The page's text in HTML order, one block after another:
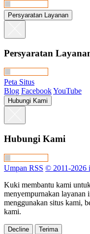
Persyaratan Layanan
Persyaratan
Peta Situs
Blog FacebookYouTube
Hubungi Kami
Hubungi Kami
Umpan RSS © 2011-2026
Kuki membantu kami
menyempurnakan layanan
menggunakan situs kami,
kami.
Decline Terima